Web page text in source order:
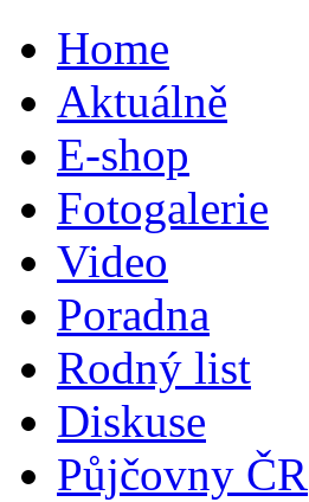
Home
Aktuálně
E-shop
Fotogalerie
Video
Poradna
Rodný list
Diskuse
Půjčovny ČR